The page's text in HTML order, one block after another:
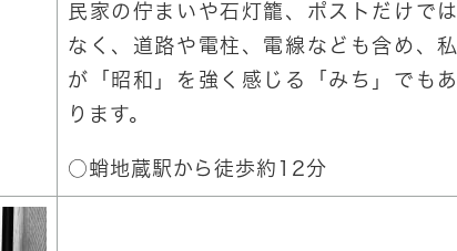
民家の佇まいや石灯籠、ポストだけでは
なく、道路や電柱、電線なども含め、私
が「昭和」を強く感じる「みち」でもあ
ります。
○蛸地蔵駅から徒歩約12分